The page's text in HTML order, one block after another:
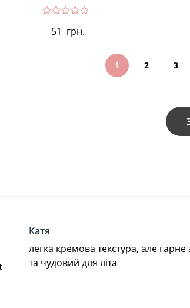
51 грн.
1 2 3
Катя
легка кремова текстура, але
та чудовий для літа